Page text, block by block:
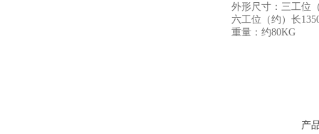
外形尺寸：三工位
六工位（约）长
重量：约80KG
产